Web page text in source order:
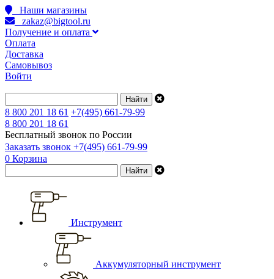
Наши магазины
zakaz@bigtool.ru
Получение и оплата
Оплата
Доставка
Самовывоз
Войти
8 800 201 18 61 +7(495) 661-79-99
8 800 201 18 61
Бесплатный звонок по России
Заказать звонок +7(495) 661-79-99
0 Корзина
Инструмент
Аккумуляторный инструмент